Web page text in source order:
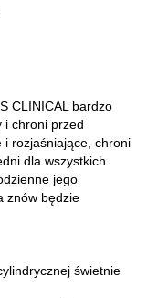
CLINICAL bardzo
i chroni przed
i rozjaśniające, chroni
dla wszystkich
jego
znów będzie
świetnie